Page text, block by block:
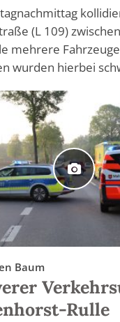
(L 109)
mehrere
wurden hierbei
Baum
Rulle